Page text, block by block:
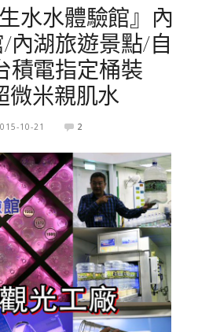
生水水體驗館』內
內湖旅遊景點/自
積電指定桶裝
微米親肌水
10-21 2